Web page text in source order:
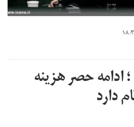
ادامه حصر هزینه
دارد